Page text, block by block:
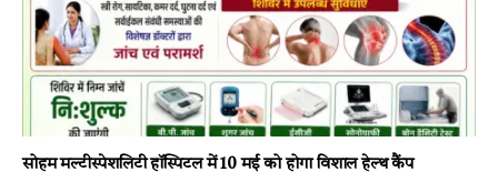
सोहम मल्टीस्पेशलिटी हॉस्पिटल में 10 मई को होगा विशाल हेल्थ कैंप